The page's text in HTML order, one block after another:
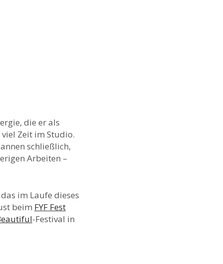
die er als
Zeit im Studio.
schließlich,
Arbeiten –
im Laufe dieses
beim FYF Fest
-Festival in